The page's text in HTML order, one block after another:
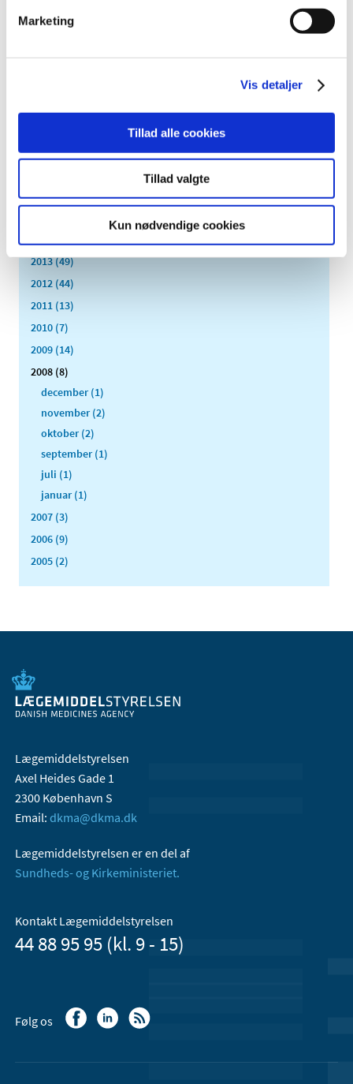
Marketing
Vis detaljer
Tillad alle cookies
Tillad valgte
Kun nødvendige cookies
2024 (224)
2022 (197)
2018 (150)
2016 (167)
2013 (49)
2012 (44)
2011 (13)
2010 (7)
2009 (14)
2008 (8)
december (1)
november (2)
oktober (2)
september (1)
juli (1)
januar (1)
2007 (3)
2006 (9)
2005 (2)
Lægemiddelstyrelsen
Axel Heides Gade 1
2300 København S
Email: dkma@dkma.dk
Lægemiddelstyrelsen er en del af
Sundheds- og Kirkeministeriet.
Kontakt Lægemiddelstyrelsen
44 88 95 95 (kl. 9 - 15)
Følg os